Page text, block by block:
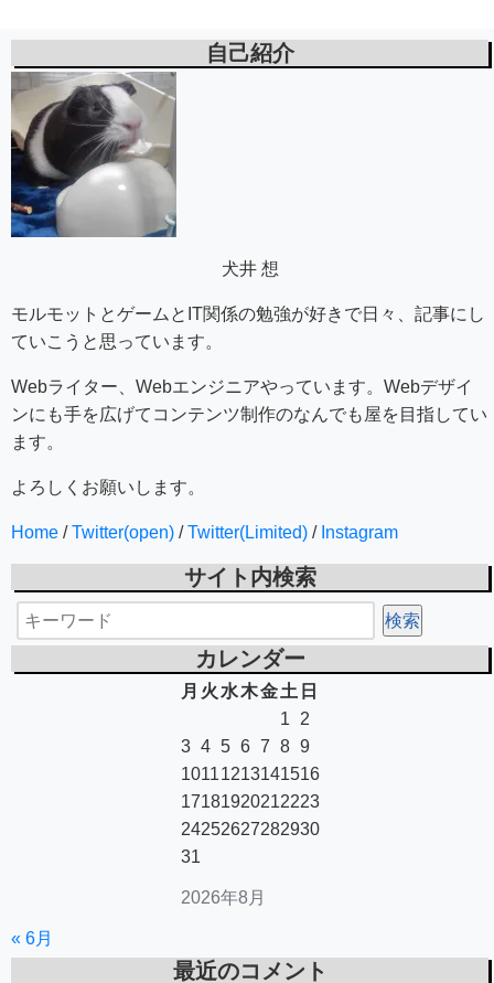
自己紹介
犬井 想
モルモットとゲームとIT関係の勉強が好きで日々、記事にし
ていこうと思っています。
Webライター、Webエンジニアやっています。Webデザイ
ンにも手を広げてコンテンツ制作のなんでも屋を目指してい
ます。
よろしくお願いします。
Home /Twitter(open) /Twitter(Limited) / Instagram
サイト内検索
カレンダー
2026年8月
月 火 水木金 土 日
1
2
3 4 5 6 7 8 9
10111213141516
17181920212223
24252627282930
31
« 6月
最近のコメント